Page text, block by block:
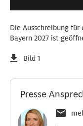
Die Ausschreibung für
Bayern 2027 ist
Bild 1
Presse